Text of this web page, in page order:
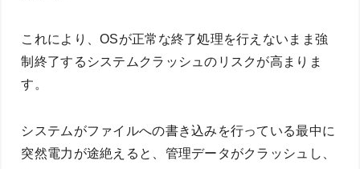
これにより、OSが正常な終了処理を行えないまま強
制終了するシステムクラッシュのリスクが高まりま
す。
システムがファイルへの書き込みを行っている最中に
突然電力が途絶えると、管理データがクラッシュし、